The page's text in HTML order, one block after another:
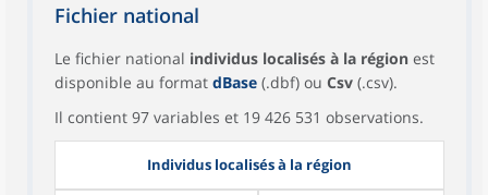
Fichier national
Le fichier national individus localisés à la région est
disponible au format dBase (.dbf) ou Csv (.csv).
Il contient 97 variables et 19 426 531 observations.
Individus localisés à la région